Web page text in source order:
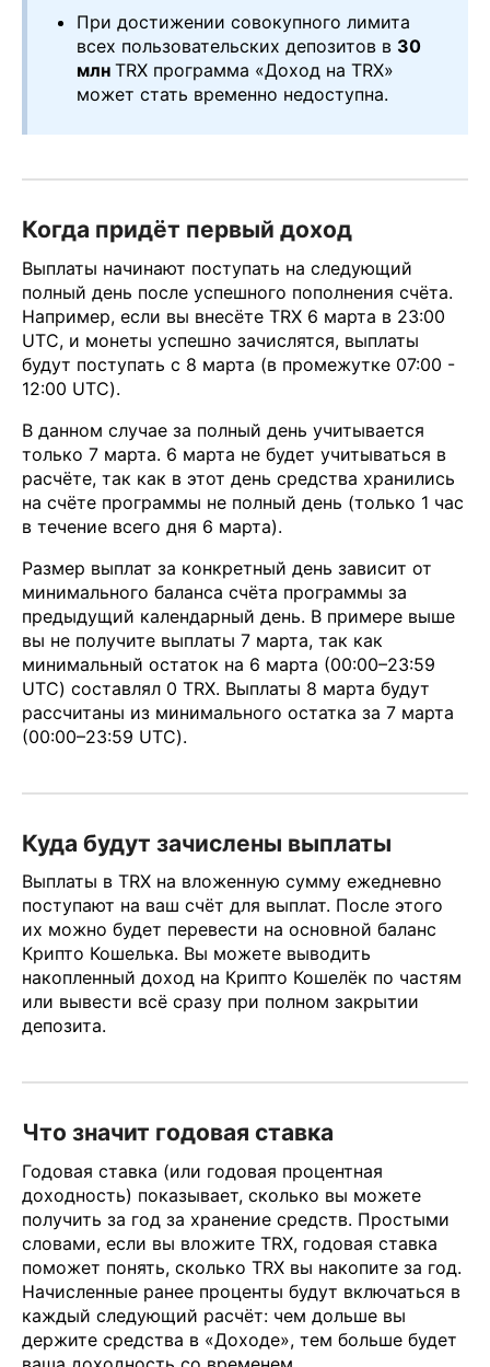
При достижении совокупного лимита
всех пользовательских депозитов в 30
млн TRX программа «Доход на TRX»
может стать временно недоступна.
Когда придёт первый доход
Выплаты начинают поступать на следующий
полный день после успешного пополнения счёта.
Например, если вы внесёте TRX 6 марта в 23:00
UTC, и монеты успешно зачислятся, выплаты
будут поступать с 8 марта (в промежутке 07:00 -
12:00 UTC).
В данном случае за полный день учитывается
только 7 марта. 6 марта не будет учитываться в
расчёте, так как в этот день средства хранились
на счёте программы не полный день (только 1 час
в течение всего дня 6 марта).
Размер выплат за конкретный день зависит от
минимального баланса счёта программы за
предыдущий календарный день. В примере выше
вы не получите выплаты 7 марта, так как
минимальный остаток на 6 марта (00:00–23:59
UTC) составлял 0 TRX. Выплаты 8 марта будут
рассчитаны из минимального остатка за 7 марта
(00:00–23:59 UTC).
Куда будут зачислены выплаты
Выплаты в TRX на вложенную сумму ежедневно
поступают на ваш счёт для выплат. После этого
их можно будет перевести на основной баланс
Крипто Кошелька. Вы можете выводить
накопленный доход на Крипто Кошелёк по частям
или вывести всё сразу при полном закрытии
депозита.
Что значит годовая ставка
Годовая ставка (или годовая процентная
доходность) показывает, сколько вы можете
получить за год за хранение средств. Простыми
словами, если вы вложите TRX, годовая ставка
поможет понять, сколько TRX вы накопите за год.
Начисленные ранее проценты будут включаться в
каждый следующий расчёт: чем дольше вы
держите средства в «Доходе», тем больше будет